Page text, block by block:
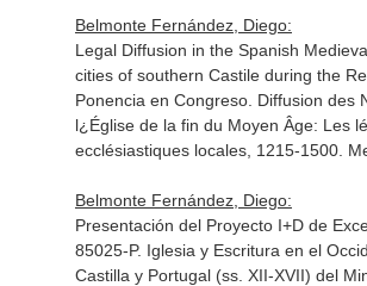
Belmonte Fernández, Diego:
Legal Diffusion in the Spanish
cities of southern Castile during the
Ponencia en Congreso. Diffusion des
l¿Église de la fin du Moyen Âge: Les
ecclésiastiques locales, 1215-1500.
Belmonte Fernández, Diego:
Presentación del Proyecto I+D de
85025-P. Iglesia y Escritura en el
Castilla y Portugal (ss. XII-XVII) del